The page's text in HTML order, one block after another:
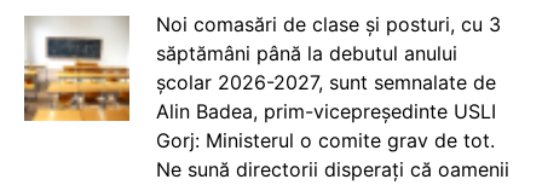
Noi comasări de clase și posturi, cu 3
săptămâni până la debutul anului
școlar 2026-2027, sunt semnalate de
Alin Badea, prim-vicepreședinte USLI
Gorj: Ministerul o comite grav de tot.
Ne sună directorii disperați că oamenii